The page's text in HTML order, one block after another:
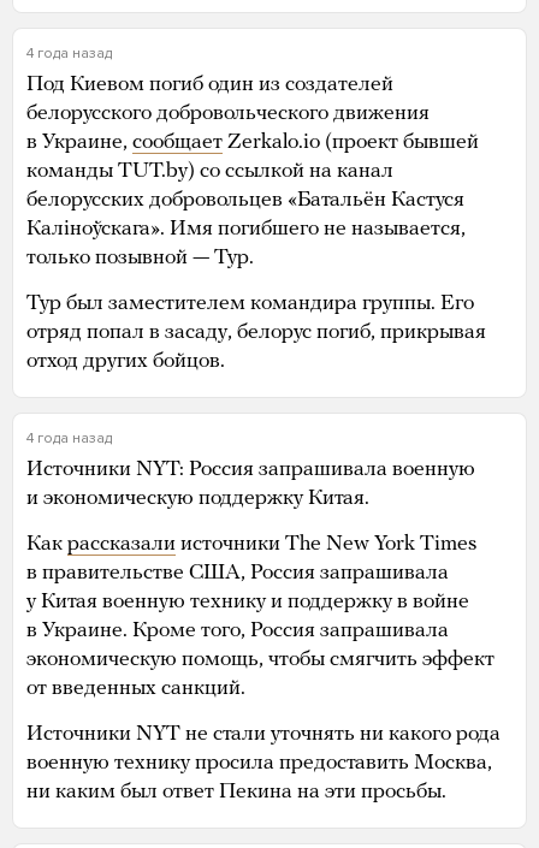
4 года назад
Под Киевом погиб один из создателей
белорусского добровольческого движения
в Украине, сообщает Zerkalo.io (проект бывшей
команды TUT.by) со ссылкой на канал
белорусских добровольцев «Батальён Кастуся
Каліноўскага». Имя погибшего не называется,
только позывной — Тур.
Тур был заместителем командира группы. Его
отряд попал в засаду, белорус погиб, прикрывая
отход других бойцов.
4 года назад
Источники NYT: Россия запрашивала военную
и экономическую поддержку Китая.
Как рассказали источники The New York Times
в правительстве США, Россия запрашивала
у Китая военную технику и поддержку в войне
в Украине. Кроме того, Россия запрашивала
экономическую помощь, чтобы смягчить эффект
от введенных санкций.
Источники NYT не стали уточнять ни какого рода
военную технику просила предоставить Москва,
ни каким был ответ Пекина на эти просьбы.